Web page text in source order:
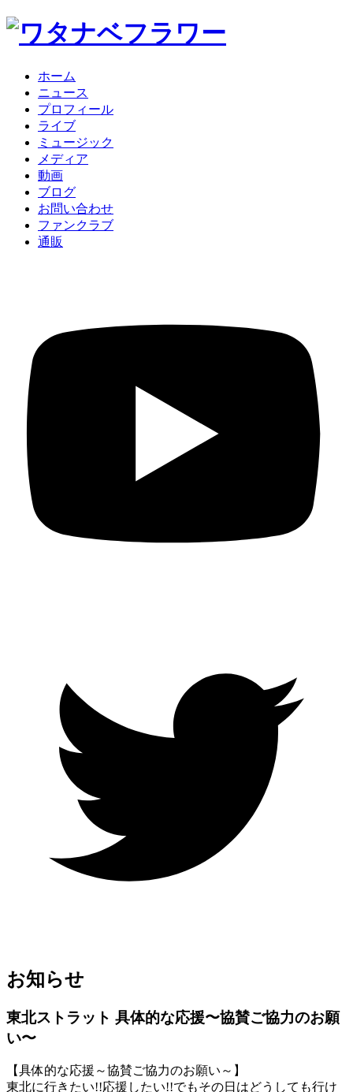
ホーム
ニュース
プロフィール
ライブ
ミュージック
メディア
動画
ブログ
お問い合わせ
ファンクラブ
通販
お知らせ
東北ストラット 具体的な応援〜協賛ご協力のお願
い〜
【具体的な応援～協賛ご協力のお願い～】
東北に行きたい!!応援したい!!でもその日はどうしても行け